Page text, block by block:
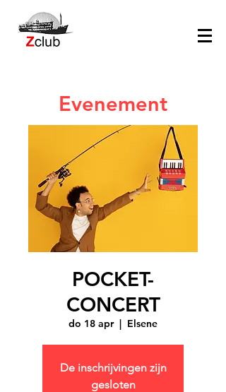
Evenement
POCKET-
CONCERT
do 18 apr
  |
Elsene
De inschrijvingen zijn
gesloten